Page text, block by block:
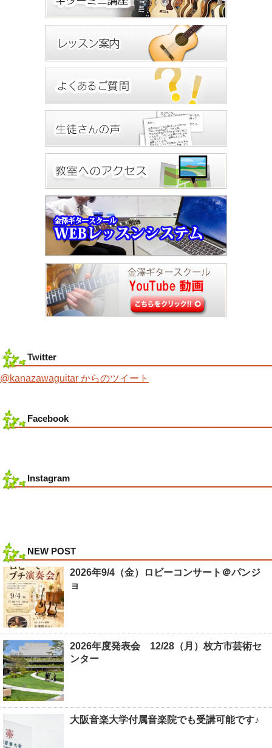
Twitter
@kanazawaguitar からのツイート
Facebook
Instagram
NEW POST
2026年9/4（金）ロビーコンサート＠パンジ
ョ
2026年度発表会 12/28（月）枚方市芸術セ
ンター
大阪音楽大学付属音楽院でも受講可能です♪